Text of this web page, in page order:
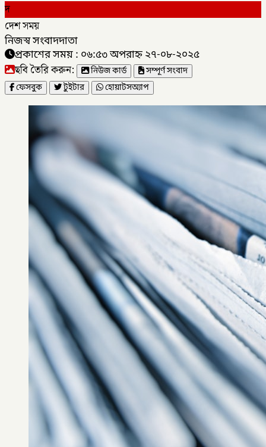
দ
দেশ সময়
নিজস্ব সংবাদদাতা
প্রকাশের সময় : ০৬:৫৩ অপরাহ্ন ২৭-০৮-২০২৫
ছবি তৈরি করুন: নিউজ কার্ড
সম্পূর্ণ সংবাদ
ফেসবুক
টুইটার হোয়াটসঅ্যাপ